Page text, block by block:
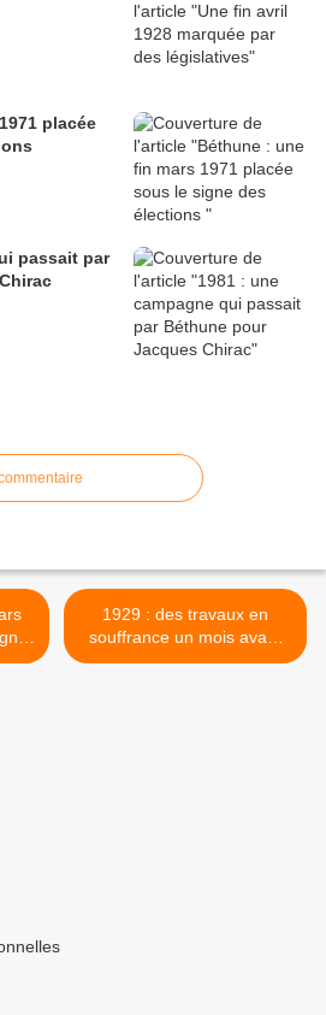
placée
passait par
1929 : des travaux en
souffrance un mois avant
l'inauguration de l'Hôtel de